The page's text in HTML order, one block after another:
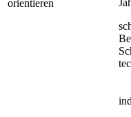
orientieren